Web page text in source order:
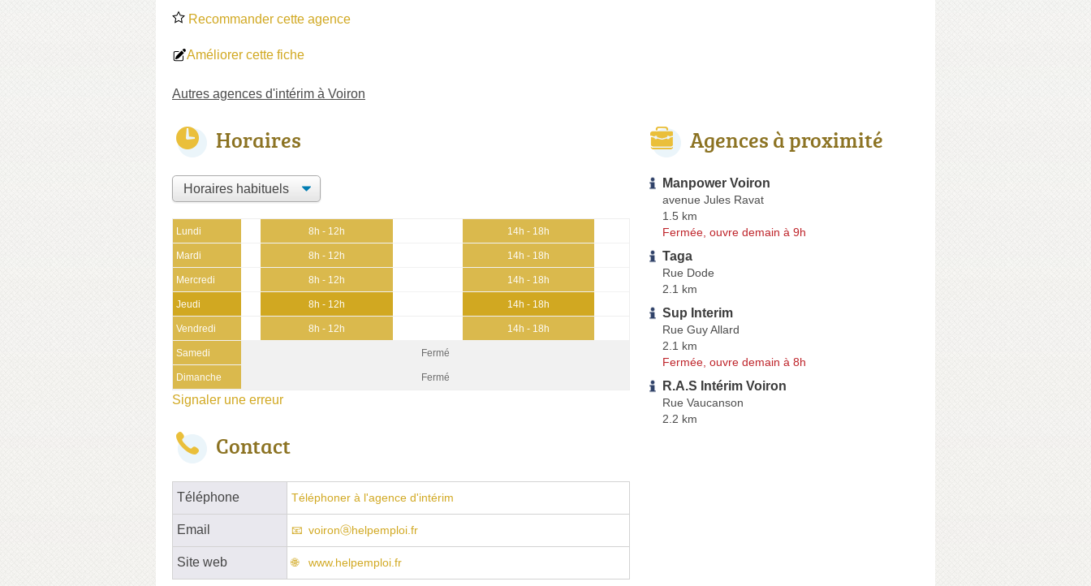
Recommander cette agence
Améliorer cette fiche
Autres agences d'intérim à Voiron
Horaires
Lundi 8h - 12h 14h - 18h
Mardi 8h - 12h 14h - 18h
Mercredi 8h - 12h 14h - 18h
Jeudi 8h - 12h 14h - 18h
Vendredi 8h - 12h 14h - 18h
Samedi Fermé
Dimanche Fermé
Signaler une erreur
Contact
Téléphone Téléphoner à l'agence d'intérim
Email voironⓐhelpemploi.fr
Site web www.helpemploi.fr
Agences à proximité
Manpower Voiron
avenue Jules Ravat
1.5 km
Fermée, ouvre demain à 9h
Taga
Rue Dode
2.1 km
Sup Interim
Rue Guy Allard
2.1 km
Fermée, ouvre demain à 8h
R.A.S Intérim Voiron
Rue Vaucanson
2.2 km